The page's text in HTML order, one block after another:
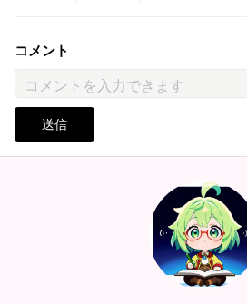
コメント
送信